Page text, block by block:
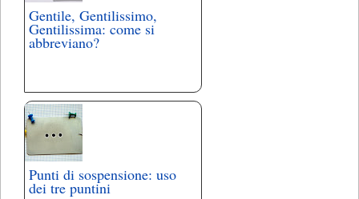
Gentile, Gentilissimo,
Gentilissima: come si
abbreviano?
Punti di sospensione: uso
dei tre puntini